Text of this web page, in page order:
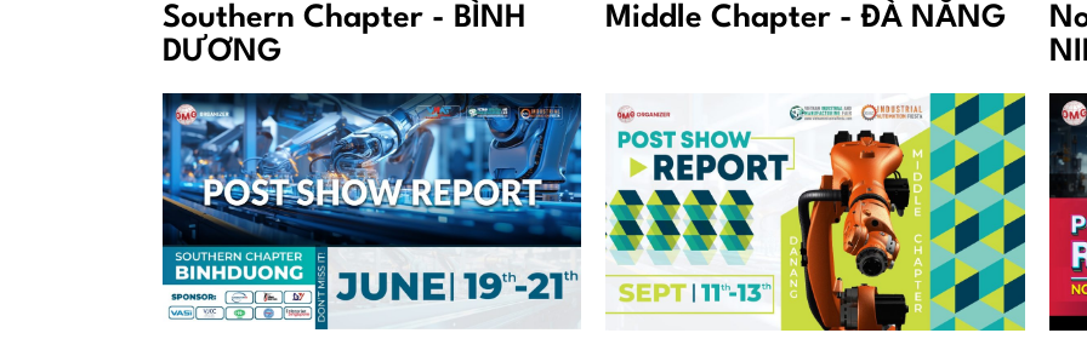
Southern Chapter - BÌNH
DƯƠNG
Middle Chapter - ĐÀ NẴNG